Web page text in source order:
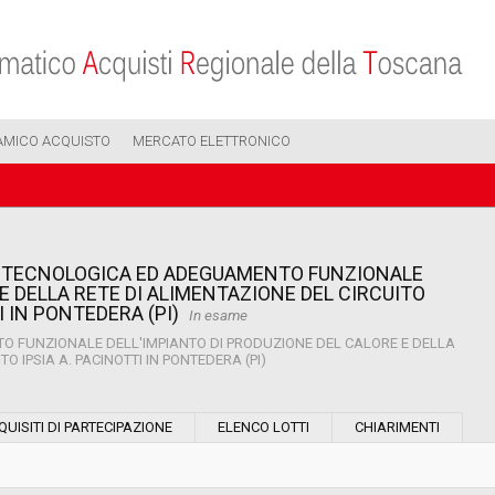
ACQUISTO MERCATO ELETTRONICO
ED ADEGUAMENTO FUNZIONALE
DELLA RETE DI ALIMENTAZIONE DEL CIRCUITO
IN PONTEDERA (PI)
In esame
FUNZIONALE DELL'IMPIANTO DI PRODUZIONE DEL CALORE E DELLA
IPSIA A. PACINOTTI IN PONTEDERA (PI)
DI PARTECIPAZIONE ELENCO LOTTI CHIARIMENTI